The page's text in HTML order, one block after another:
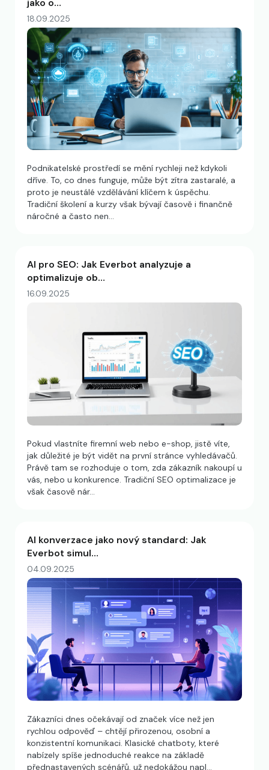
18.09.2025
Podnikatelské prostředí se mění rychleji než kdykoli
dříve. To, co dnes funguje, může být zítra zastaralé, a
proto je neustálé vzdělávání klíčem k úspěchu.
Tradiční školení a kurzy však bývají časově i finančně
náročné a často nen…
AI pro SEO: Jak Everbot analyzuje a
optimalizuje ob…
16.09.2025
Pokud vlastníte firemní web nebo e-shop, jistě víte,
jak důležité je být vidět na první stránce vyhledávačů.
Právě tam se rozhoduje o tom, zda zákazník nakoupí u
vás, nebo u konkurence. Tradiční SEO optimalizace je
však časově nár…
AI konverzace jako nový standard: Jak
Everbot simul…
04.09.2025
Zákazníci dnes očekávají od značek více než jen
rychlou odpověď – chtějí přirozenou, osobní a
konzistentní komunikaci. Klasické chatboty, které
nabízely spíše jednoduché reakce na základě
přednastavených scénářů, už nedokážou napl…